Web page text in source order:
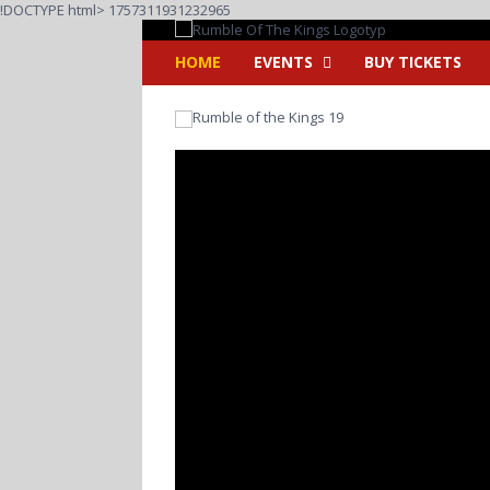
!DOCTYPE html> 1757311931232965
till
HOME EVENTS BUY TICKETS